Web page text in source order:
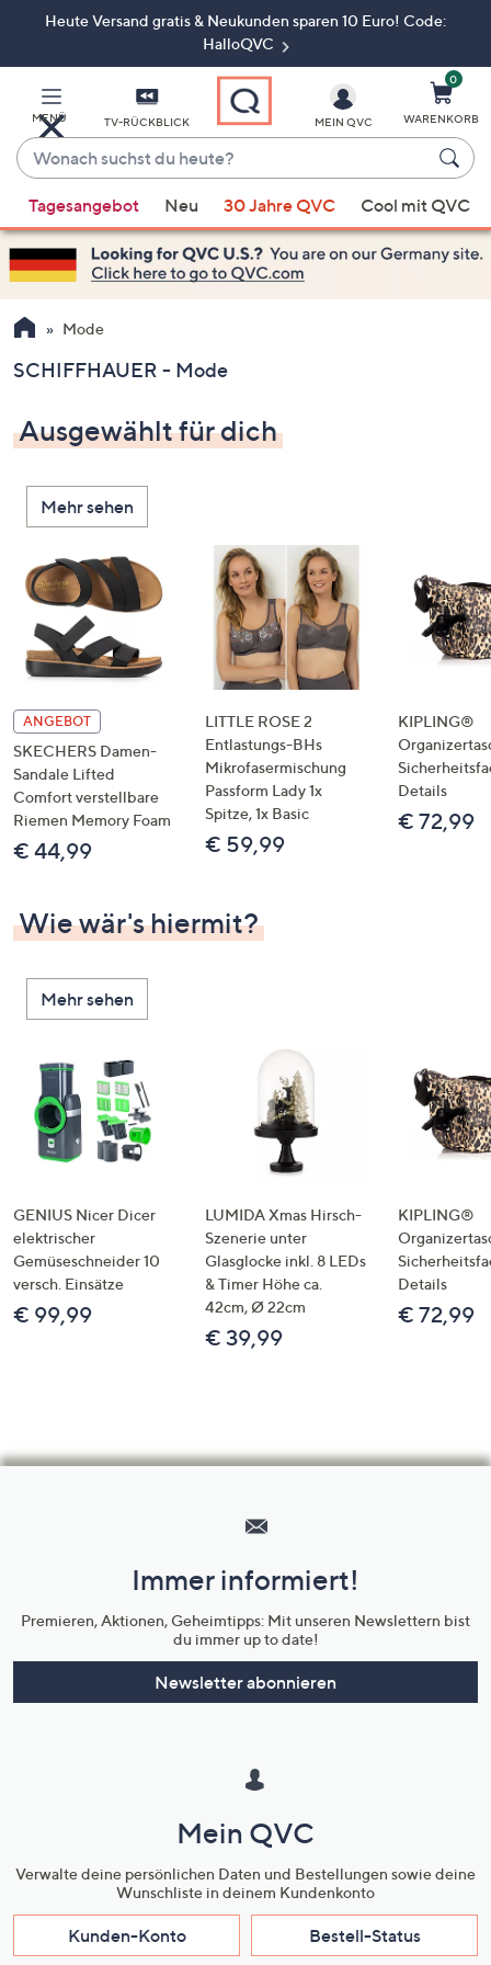
ZumHeute Versand gratis & Neukunden sparen 10 Euro! Code:
HalloQVC
MENÜ TV-RÜCKBLICK
Wonach
suchst
du
heute?
Vorschläge
verfügbar
sind,
verwenden
Sie
Pfeiltasten
oben
und
nach
unten
oder
wischen
Sie
Touch-
Geräten
links
bzw.
rechts,
um
diese
anzuzeigen.
MEIN QVC
0
WARENKORB
Tagesangebot Neu 30 Jahre QVC Cool mit QVC
Mode
SCHIFFHAUER - Mode
Ausgewählt für dich
Mehr sehen
ANGEBOT
SKECHERS Damen-
Sandale Lifted
Comfort verstellbare
Riemen Memory Foam
€ 44,99
LITTLE ROSE 2
Entlastungs-BHs
Mikrofasermischung
Passform Lady 1x
Spitze, 1x Basic
€ 59,99
KIPLING®
Details
€ 72,99
Wie wär's hiermit?
Mehr sehen
GENIUS Nicer Dicer
elektrischer
Gemüseschneider 10
versch. Einsätze
€ 99,99
LUMIDA Xmas Hirsch-
Szenerie unter
Glasglocke inkl. 8 LEDs
& Timer Höhe ca.
42cm, Ø 22cm
€ 39,99
KIPLING®
Details
€ 72,99
Unternehmensinformationen
Immer informiert!
Premieren, Aktionen, Geheimtipps: Mit unseren Newslettern bist
du immer up to date!
Newsletter abonnieren
Mein QVC
Verwalte deine persönlichen Daten und Bestellungen sowie deine
Wunschliste in deinem Kundenkonto
Kunden-Konto Bestell-Status